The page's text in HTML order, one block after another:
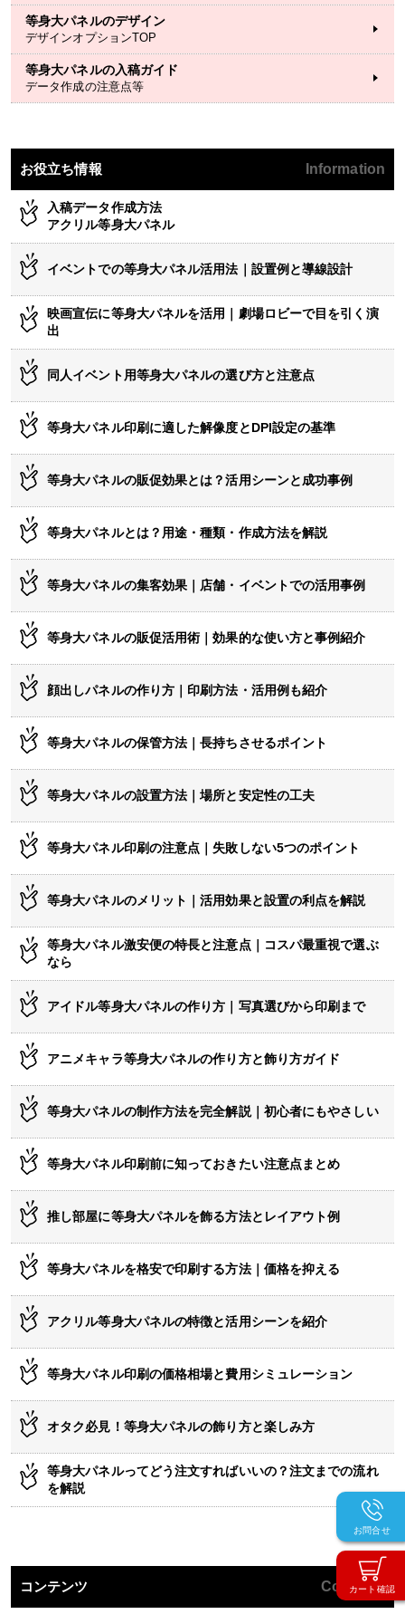
カート確認
お問合せ
等身大パネルのデザイン
デザインオプションTOP
等身大パネルの入稿ガイド
データ作成の注意点等
お役立ち情報 Information
入稿データ作成方法
アクリル等身大パネル
イベントでの等身大パネル活用法｜設置例と導線設計
映画宣伝に等身大パネルを活用｜劇場ロビーで目を引く演
出
同人イベント用等身大パネルの選び方と注意点
等身大パネル印刷に適した解像度とDPI設定の基準
等身大パネルの販促効果とは？活用シーンと成功事例
等身大パネルとは？用途・種類・作成方法を解説
等身大パネルの集客効果｜店舗・イベントでの活用事例
等身大パネルの販促活用術｜効果的な使い方と事例紹介
顔出しパネルの作り方｜印刷方法・活用例も紹介
等身大パネルの保管方法｜長持ちさせるポイント
等身大パネルの設置方法｜場所と安定性の工夫
等身大パネル印刷の注意点｜失敗しない5つのポイント
等身大パネルのメリット｜活用効果と設置の利点を解説
等身大パネル激安便の特長と注意点｜コスパ最重視で選ぶ
なら
アイドル等身大パネルの作り方｜写真選びから印刷まで
アニメキャラ等身大パネルの作り方と飾り方ガイド
等身大パネルの制作方法を完全解説｜初心者にもやさしい
等身大パネル印刷前に知っておきたい注意点まとめ
推し部屋に等身大パネルを飾る方法とレイアウト例
等身大パネルを格安で印刷する方法｜価格を抑える
アクリル等身大パネルの特徴と活用シーンを紹介
等身大パネル印刷の価格相場と費用シミュレーション
オタク必見！等身大パネルの飾り方と楽しみ方
等身大パネルってどう注文すればいいの？注文までの流れ
を解説
コンテンツ Contents